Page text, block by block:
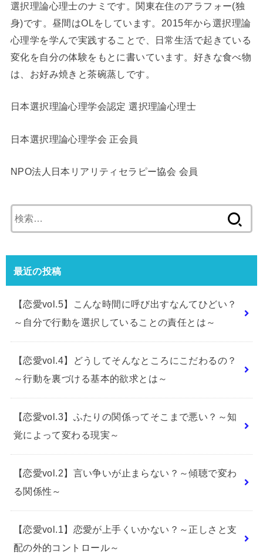
選択理論心理士のナミです。関東在住のアラフォー(独
身)です。昼間はOLをしています。2015年から選択理論
心理学を学んで実践することで、日常生活で起きている
変化を自分の体験をもとに書いています。好きな食べ物
は、お好み焼きと茶碗蒸しです。
日本選択理論心理学会認定 選択理論心理士
日本選択理論心理学会 正会員
NPO法人日本リアリティセラピー協会 会員
索:
最近の投稿
【恋愛vol.5】こんな時間に呼び出すなんてひどい？
～自分で行動を選択していることの責任とは～
【恋愛vol.4】どうしてそんなところにこだわるの？
～行動を裏づける基本的欲求とは～
【恋愛vol.3】ふたりの関係ってそこまで悪い？～知
覚によって変わる現実～
【恋愛vol.2】言い争いが止まらない？～傾聴で変わ
る関係性～
【恋愛vol.1】恋愛が上手くいかない？～正しさと支
配の外的コントロール～